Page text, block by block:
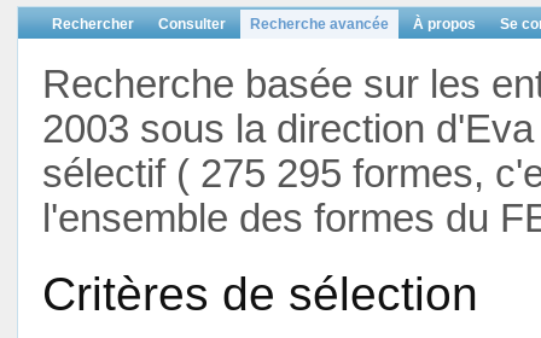
Rechercher Consulter Recherche avancée À propos Se
Recherche basée sur les
2003 sous la direction
sélectif ( 275 295 formes,
l'ensemble des formes du
Critères de sélection